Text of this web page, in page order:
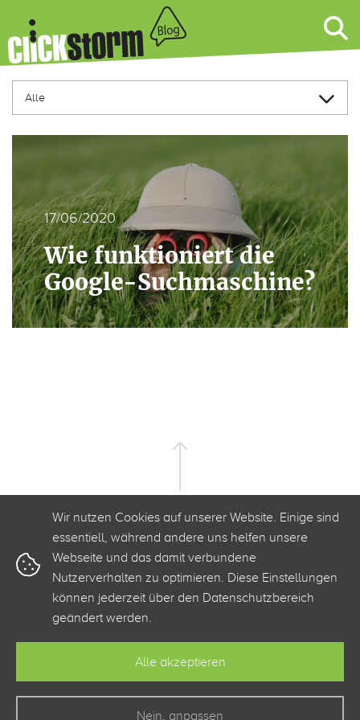
17/06/2020
Wie funktioniert die
Google-Suchmaschine?
+49 341 3500 2520 info@clickstorm.de
Zur Webseite von clickstorm
Wir nutzen Cookies auf unserer Website. Einige sind
essentiell, während andere uns helfen unsere
Webseite und das damit verbundene
Nutzerverhalten zu optimieren. Diese Einstellungen
können jederzeit über den Datenschutzbereich
geändert werden.
Alle akzeptieren
Nein, anpassen